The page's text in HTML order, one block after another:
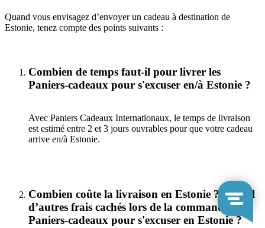
Quand vous envisagez d’envoyer un cadeau à destination de
Estonie, tenez compte des points suivants :
Combien de temps faut-il pour livrer les
Paniers-cadeaux pour s'excuser en/à Estonie ?
Avec Paniers Cadeaux Internationaux, le temps de livraison
est estimé entre 2 et 3 jours ouvrables pour que votre cadeau
arrive en/à Estonie.
Combien coûte la livraison en Estonie ? Y a-t-il
d’autres frais cachés lors de la commande de
Paniers-cadeaux pour s'excuser en Estonie ?